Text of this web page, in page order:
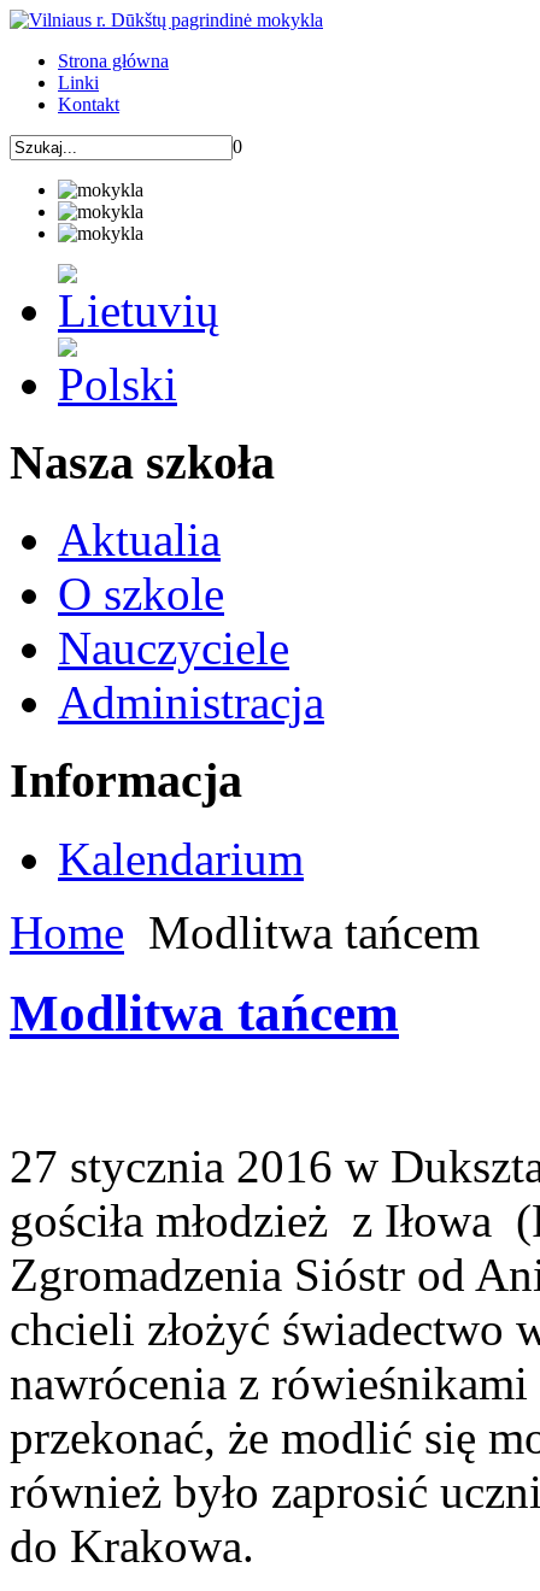
Strona główna
Linki
Kontakt
0
Nasza szkoła
Aktualia
O szkole
Nauczyciele
Administracja
Informacja
Kalendarium
Home Modlitwa tańcem
Modlitwa tańcem
27 stycznia 2016 w
gościła młodzież z Iłowa
Zgromadzenia Sióstr od
chcieli złożyć świadectwo
nawrócenia z
przekonać, że modlić się
również było zaprosić
do Krakowa.